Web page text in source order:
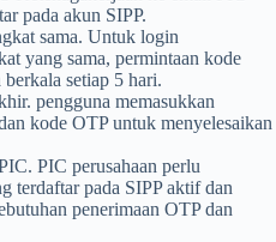
pada akun SIPP.
sama. Untuk login
yang sama, permintaan kode
setiap 5 hari.
pengguna memasukkan
kode OTP untuk menyelesaikan
PIC perusahaan perlu
terdaftar pada SIPP aktif dan
penerimaan OTP dan